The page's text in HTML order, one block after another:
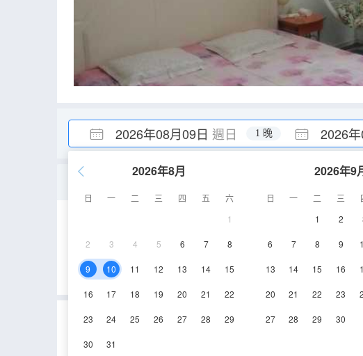
2026年08月09日 週日 2026
1 晚
2026年8月
日 一 二 三 四 五
六
1
2 3 4 5 6 7 8
9 10 11 12 13 14 15
16 17 18 19 20 21 22
23 24 25 26 27 28 29
30 31
2026年9
日 一 二 三
1
2
6 7 8 9
13 14 15 16
20 21 22 23
27 28 29 30
電視機
重要資訊